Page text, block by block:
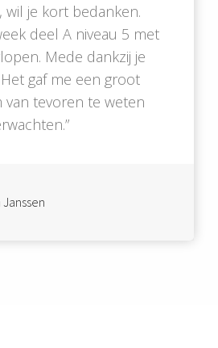
wil je kort bedanken.
deel A niveau 5 met
Mede dankzij je
gaf me een groot
tevoren te weten